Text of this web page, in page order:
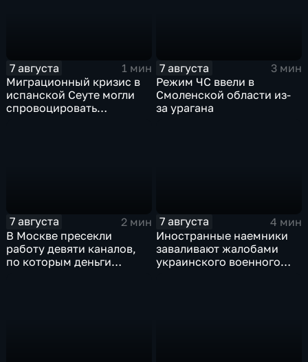
7 августа
1 мин
Миграционный кризис в
испанской Сеуте могли
спровоцировать
7 августа
3 мин
Режим ЧС ввели в
Смоленской области из-
за урагана
7 августа
2 мин
В Москве пресекли
работу девяти каналов,
по которым деньги
7 августа
4 мин
Иностранные наемники
заваливают жалобами
украинского военного